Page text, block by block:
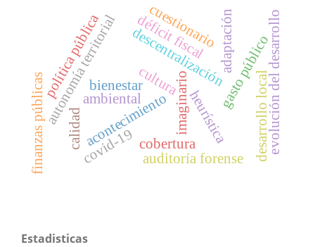
culturaimaginario
acontecimiento heurística
ambiental
descentralización
autonomía territorial déficit fiscal gasto público
finanzas públicas
política pública
calidad cobertura
bienestar evolución del desarrollo
desarrollo local
auditoría forense
adaptación
covid-19
cuestionario
Estadisticas